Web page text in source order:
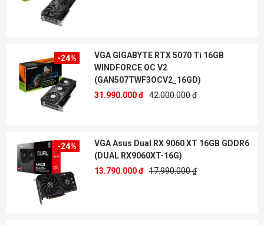
-24%
VGA GIGABYTE RTX 5070 Ti 16GB
WINDFORCE OC V2
(GAN507TWF3OCV2_16GD)
31.990.000 đ 42.000.000 ₫
-24%
VGA Asus Dual RX 9060 XT 16GB GDDR6
(DUAL RX9060XT-16G)
13.790.000 đ 17.990.000 ₫